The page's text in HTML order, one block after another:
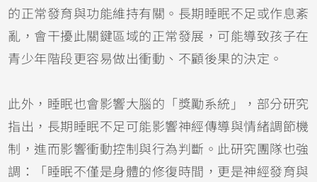
的正常發育與功能維持有關。長期睡眠不足或作息紊
亂，會干擾此關鍵區域的正常發展，可能導致孩子在
青少年階段更容易做出衝動、不顧後果的決定。
此外，睡眠也會影響大腦的「獎勵系統」，部分研究
指出，長期睡眠不足可能影響神經傳導與情緒調節機
制，進而影響衝動控制與行為判斷。此研究團隊也強
調：「睡眠不僅是身體的修復時間，更是神經發育與